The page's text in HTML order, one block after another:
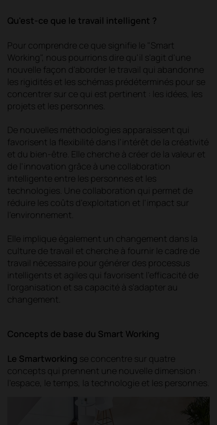
Qu'est-ce que le travail intelligent ?
Pour comprendre ce que signifie le "Smart
Working", nous pourrions dire qu'il s'agit d'une
nouvelle façon d'aborder le travail qui abandonne
les rigidités et les schémas prédéterminés pour se
concentrer sur ce qui est pertinent : les idées, les
projets et les personnes.
De nouvelles méthodologies apparaissent qui
favorisent la flexibilité dans l'intérêt de la créativité
et du bien-être. Elle cherche à créer de la valeur et
de l'innovation grâce à une collaboration
intelligente entre les personnes et les
technologies. Une collaboration qui permet de
réduire les coûts d'exploitation et l'impact sur
l'environnement.
Elle implique également un changement dans la
culture de travail et cherche à fournir le cadre de
travail nécessaire pour générer des processus
intelligents et agiles qui favorisent l'efficacité de
l'organisation et sa capacité à s'adapter au
changement.
Concepts de base du Smart Working
Le Smartworking se concentre sur quatre
concepts qui prennent une nouvelle dimension :
l'espace, le temps, la technologie et les personnes.